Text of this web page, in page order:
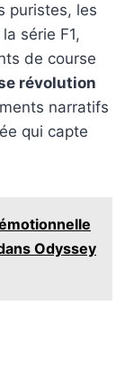
puristes, les
série F1,
de course
révolution
narratifs
qui capte
Odyssey